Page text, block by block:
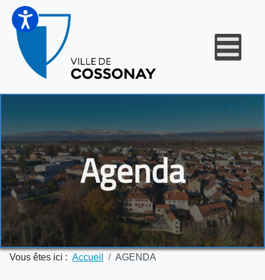
Agenda
Vous êtes ici : Accueil AGENDA